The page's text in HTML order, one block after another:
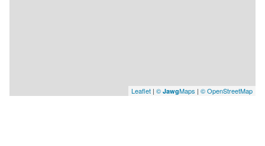
Leaflet | © JawgMaps | © OpenStreetMap